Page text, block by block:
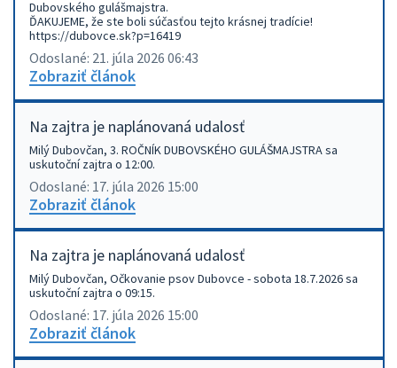
Dubovského gulášmajstra.
ĎAKUJEME, že ste boli súčasťou tejto krásnej tradície!
https://dubovce.sk?p=16419
Odoslané: 21. júla 2026 06:43
Zobraziť článok
Na zajtra je naplánovaná udalosť
Milý Dubovčan, 3. ROČNÍK DUBOVSKÉHO GULÁŠMAJSTRA sa
uskutoční zajtra o 12:00.
Odoslané: 17. júla 2026 15:00
Zobraziť článok
Na zajtra je naplánovaná udalosť
Milý Dubovčan, Očkovanie psov Dubovce - sobota 18.7.2026 sa
uskutoční zajtra o 09:15.
Odoslané: 17. júla 2026 15:00
Zobraziť článok